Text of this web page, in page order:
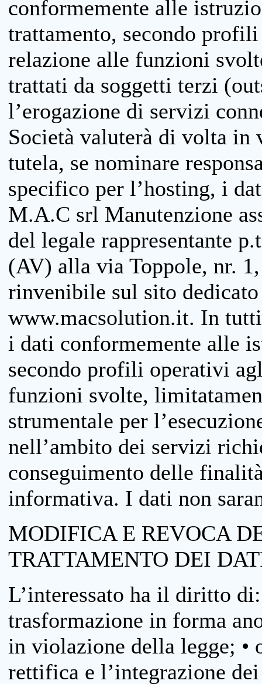
conformemente alle
trattamento, secondo
relazione alle funzioni
trattati da soggetti terzi
l’erogazione di servizi
Società valuterà di volta in
tutela, se nominare
specifico per l’hosting, i
M.A.C srl Manutenzione
del legale rappresentante
(AV) alla via Toppole, nr.
rinvenibile sul sito
www.macsolution.it. In
i dati conformemente alle
secondo profili operativi
funzioni svolte,
strumentale per
nell’ambito dei servizi
conseguimento delle
informativa. I dati non
MODIFICA E REVOCA
TRATTAMENTO DEI
L’interessato ha il diritto
trasformazione in forma
in violazione della legge; •
rettifica e l’integrazione